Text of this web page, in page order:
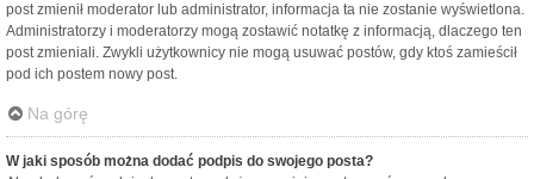
post zmienił moderator lub administrator, informacja ta nie zostanie wyświetlona.
Administratorzy i moderatorzy mogą zostawić notatkę z informacją, dlaczego ten
post zmieniali. Zwykli użytkownicy nie mogą usuwać postów, gdy ktoś zamieścił
pod ich postem nowy post.
Na górę
W jaki sposób można dodać podpis do swojego posta?